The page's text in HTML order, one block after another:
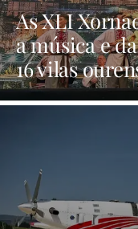
As XLI
a música e
16 vilas